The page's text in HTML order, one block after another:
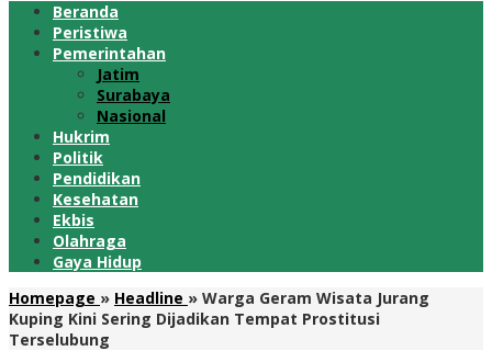
Beranda
Peristiwa
Pemerintahan
Jatim
Surabaya
Nasional
Hukrim
Politik
Pendidikan
Kesehatan
Ekbis
Olahraga
Gaya Hidup
Homepage » Headline » Warga Geram Wisata Jurang
Kuping Kini Sering Dijadikan Tempat Prostitusi
Terselubung